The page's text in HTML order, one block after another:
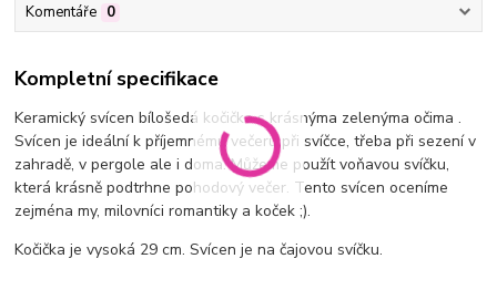
Komentáře 0
Kompletní specifikace
Keramický svícen bílošedá kočička s krásnýma zelenýma očima .
Svícen je ideální k příjemnému večeru při svíčce, třeba při sezení v
zahradě, v pergole ale i doma. Můžeme použít voňavou svíčku,
která krásně podtrhne pohodový večer. Tento svícen oceníme
zejména my, milovníci romantiky a koček ;).
Kočička je vysoká 29 cm. Svícen je na čajovou svíčku.